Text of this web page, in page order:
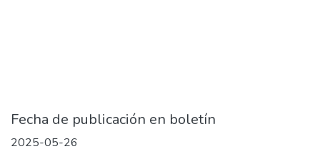
Fecha de publicación en boletín
2025-05-26